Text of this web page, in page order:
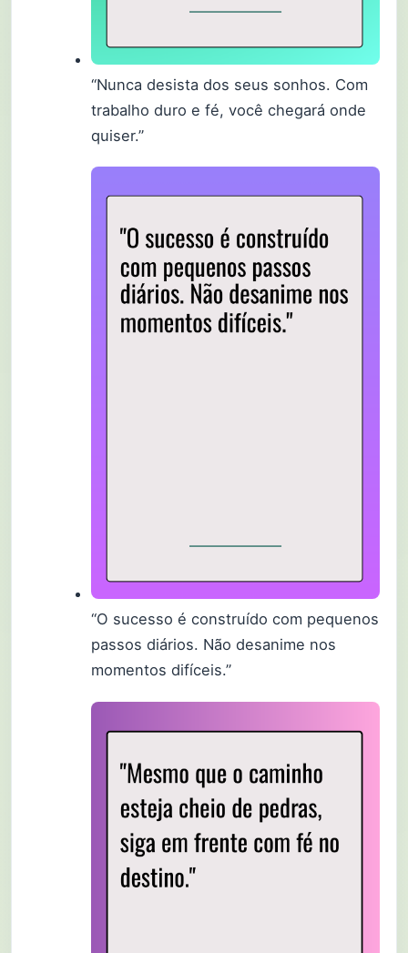
“Nunca desista dos seus sonhos. Com
trabalho duro e fé, você chegará onde
quiser.”
“O sucesso é construído com pequenos
passos diários. Não desanime nos
momentos difíceis.”